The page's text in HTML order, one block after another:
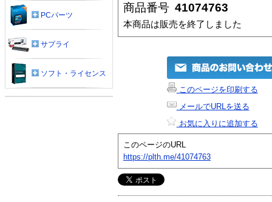
商品番号 41074763
本商品は販売を終了しました
このページを印刷する
メールでURLを送る
お気に入りに追加する
このページのURL
https://plth.me/41074763
PCパーツ
サプライ
ソフト・ライセンス